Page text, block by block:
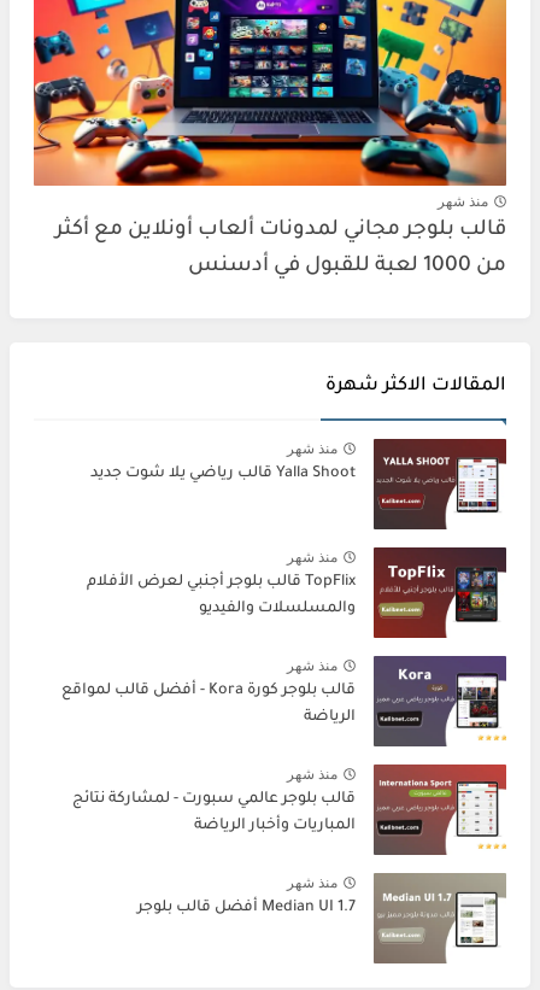
منذ شهر
قالب بلوجر مجاني لمدونات ألعاب أونلاين مع أكثر
من 1000 لعبة للقبول في أدسنس
المقالات الاكثر شهرة
منذ شهر
Yalla Shoot قالب رياضي يلا شوت جديد
منذ شهر
TopFlix قالب بلوجر أجنبي لعرض الأفلام
والمسلسلات والفيديو
منذ شهر
قالب بلوجر كورة Kora - أفضل قالب لمواقع
الرياضة
منذ شهر
قالب بلوجر عالمي سبورت - لمشاركة نتائج
المباريات وأخبار الرياضة
منذ شهر
Median UI 1.7 أفضل قالب بلوجر